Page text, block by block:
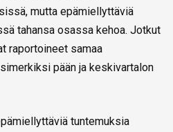
mutta epämiellyttäviä
tahansa osassa kehoa. Jotkut
raportoineet samaa
pään ja keskivartalon
tuntemuksia